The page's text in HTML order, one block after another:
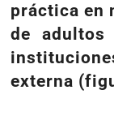
práctica en
de adultos
externa